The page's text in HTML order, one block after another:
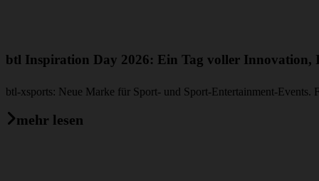
btl Inspiration Day 2026: Ein Tag voller Innovation,
btl-xsports: Neue Marke für Sport- und Sport-Entertainment-
mehr lesen